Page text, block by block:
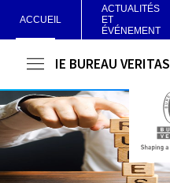
ACCUEIL
ACTUALITÉS
ET
ÉVÉNEMENT
LCIE BUREAU VERITAS